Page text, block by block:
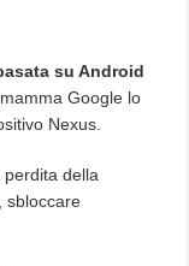
su Android
Google lo
Nexus.
perdita della
sbloccare